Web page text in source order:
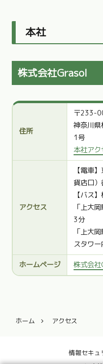
本社
株式会社Grasol
住所
〒233-
神奈川
1号
本社ア
アクセス
【電車
貨店口
【バス
「上大
3分
「上大
スタワー
ホームページ 株式会
ホーム アクセス
情報セキュ